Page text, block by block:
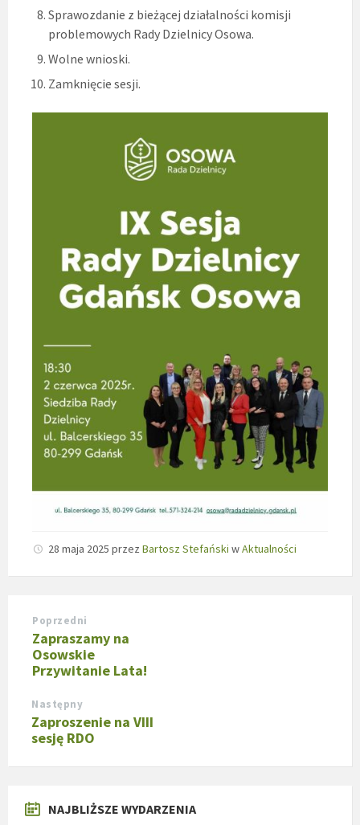
Sprawozdanie z bieżącej działalności komisji
problemowych Rady Dzielnicy Osowa.
Wolne wnioski.
Zamknięcie sesji.
28 maja 2025 przez Bartosz Stefański wAktualności
Poprzedni
Zapraszamy na
Osowskie
Przywitanie Lata!
Następny
Zaproszenie na VIII
sesję RDO
NAJBLIŻSZE WYDARZENIA